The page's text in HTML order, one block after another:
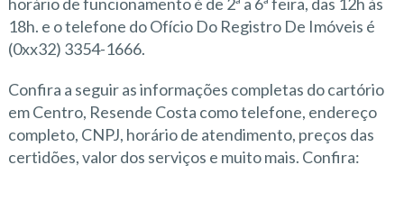
18h. e o telefone do Ofício Do Registro De Imóveis é
(0xx32) 3354-1666.
Confira a seguir as informações completas do cartório
em Centro, Resende Costa como telefone, endereço
completo, CNPJ, horário de atendimento, preços das
certidões, valor dos serviços e muito mais. Confira: